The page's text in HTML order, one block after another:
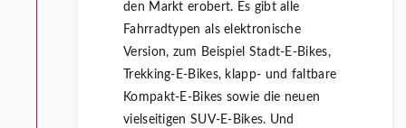
den Markt erobert. Es gibt alle
Fahrradtypen als elektronische
Version, zum Beispiel Stadt-E-Bikes,
Trekking-E-Bikes, klapp- und faltbare
Kompakt-E-Bikes sowie die neuen
vielseitigen SUV-E-Bikes. Und